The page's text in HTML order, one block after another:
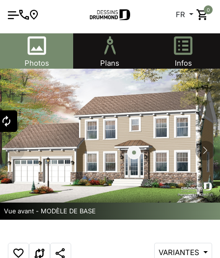
FR
0
Vue avant - MODÈLE DE BASE
Photos Plans Infos
VARIANTES